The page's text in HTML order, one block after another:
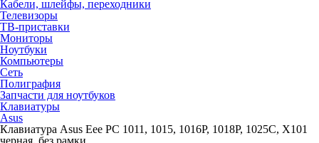
Кабели, шлейфы, переходники
Телевизоры
ТВ-приставки
Мониторы
Ноутбуки
Компьютеры
Сеть
Полиграфия
Запчасти для ноутбуков
Клавиатуры
Asus
Клавиатура Asus Eee PC 1011, 1015, 1016P, 1018P, 1025C, X101
черная, без рамки